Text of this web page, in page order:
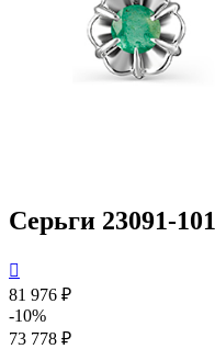
Серьги 23091-101

81 976 ₽
-10%
73 778 ₽